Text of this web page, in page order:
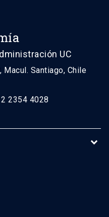
UC
Macul. Santiago, Chile
2354 4028